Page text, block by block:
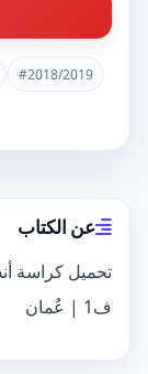
#2018/2019
عن الكتاب
تحميل كراسة
ف1 | عُمان